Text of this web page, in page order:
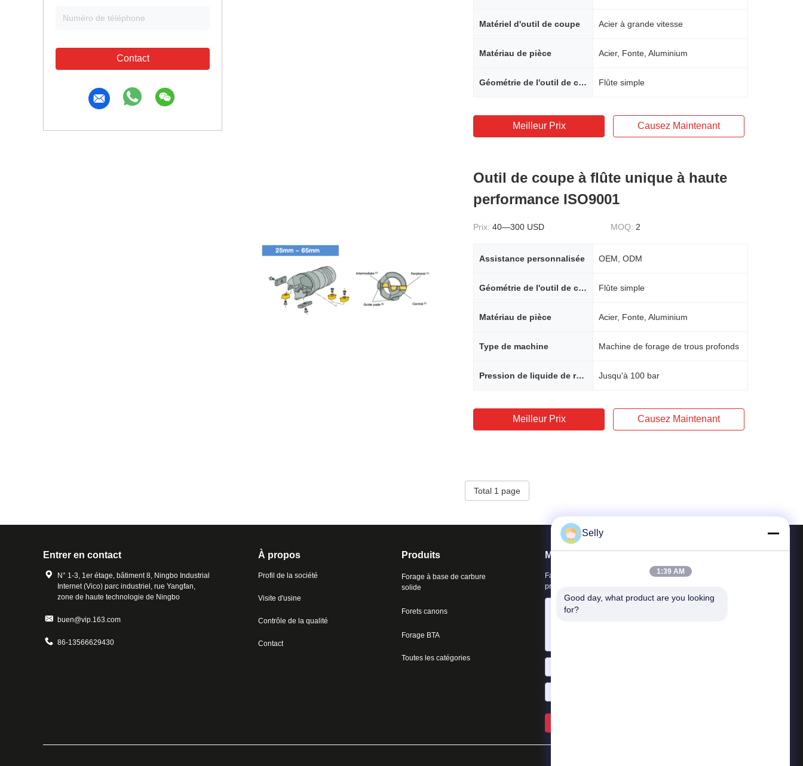
Contact
Matériel d'outil de coupe Acier à grande vitesse
Matériau de pièce Acier, Fonte, Aluminium
Géométrie de l'outil de coupe Flûte simple
Meilleur Prix Causez Maintenant
Outil de coupe à flûte unique à haute
performance ISO9001
Prix: 40—300 USD MOQ: 2
Assistance personnalisée OEM, ODM
Géométrie de l'outil de coupe Flûte simple
Matériau de pièce Acier, Fonte, Aluminium
Type de machine Machine de forage de trous profonds
Pression de liquide de refroidissement Jusqu'à 100 bar
Meilleur Prix Causez Maintenant
Total 1 page
Entrer en contact
N° 1-3, 1er étage, bâtiment 8, Ningbo Industrial
Internet (Vico) parc industriel, rue Yangfan,
zone de haute technologie de Ningbo
buen@vip.163.com
86-13566629430
À propos
Profil de la société
Visite d'usine
Contrôle de la qualité
Contact
Produits
Forage à base de carbure
solide
Forets canons
Forage BTA
Toutes les catégories
Mail nous
Faites-nous part de vos besoins. Nous connecterons les meilleurs
produits avec vous.
Selly
1:39 AM
Good day, what product are you looking
for?